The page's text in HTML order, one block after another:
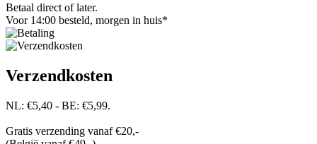
Betaal direct of later.
Voor 14:00 besteld, morgen in huis*
Verzendkosten
NL: €5,40 - BE: €5,99.
Gratis verzending vanaf €20,-